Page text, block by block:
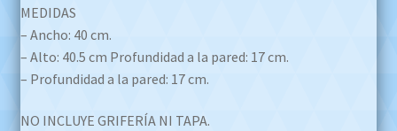
MEDIDAS
– Ancho: 40 cm.
– Alto: 40.5 cm Profundidad a la pared: 17 cm.
– Profundidad a la pared: 17 cm.
NO INCLUYE GRIFERÍA NI TAPA.